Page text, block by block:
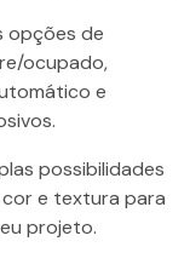
opções de
ocupado,
e
possibilidades
e textura para
projeto.